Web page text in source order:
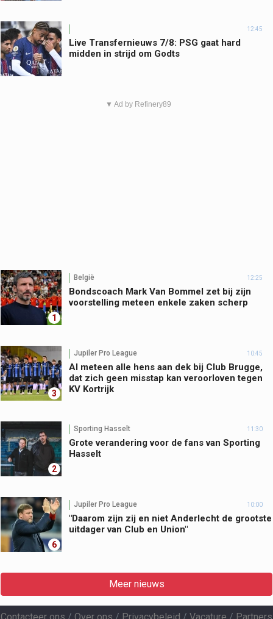
12:45
Live Transfernieuws 7/8: PSG gaat hard
midden in strijd om Godts
▼ Ad by Refinery89
1
België 12:25
Bondscoach Mark Van Bommel zet bij zijn
voorstelling meteen enkele zaken scherp
3
Jupiler Pro League 10:45
Al meteen alle hens aan dek bij Club Brugge,
dat zich geen misstap kan veroorloven tegen
KV Kortrijk
2
Sporting Hasselt 11:30
Grote verandering voor de fans van Sporting
Hasselt
6
Jupiler Pro League 10:00
"Daarom zijn zij en niet Anderlecht de grootste
uitdager van Club en Union"
Meer nieuws
Contacteer ons / Over ons / Privacybeleid / Vacature / Partners